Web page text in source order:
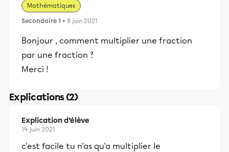
Mathématiques
Secondaire 1 • 8 juin 2021
Bonjour , comment multiplier une fraction
par une fraction ?
Merci !
Explications (2)
Explication d’élève
14 juin 2021
c'est facile tu n'as qu'a multiplier le